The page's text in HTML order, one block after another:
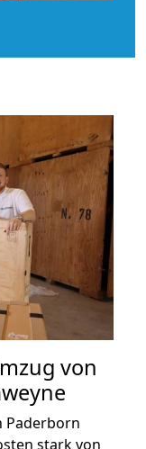
von
Paderborn
stark von